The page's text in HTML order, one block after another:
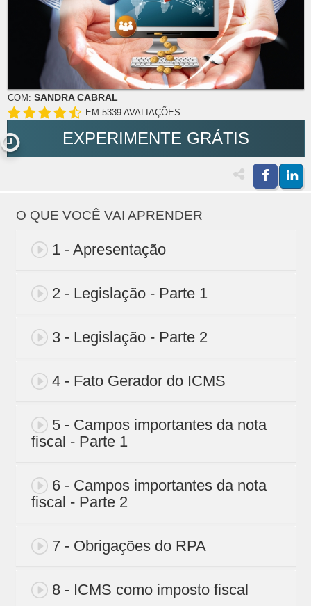
COM: SANDRA CABRAL
EM 5339 AVALIAÇÕES
EXPERIMENTE GRÁTIS
O QUE VOCÊ VAI APRENDER
1 - Apresentação
2 - Legislação - Parte 1
3 - Legislação - Parte 2
4 - Fato Gerador do ICMS
5 - Campos importantes da nota
fiscal - Parte 1
6 - Campos importantes da nota
fiscal - Parte 2
7 - Obrigações do RPA
8 - ICMS como imposto fiscal